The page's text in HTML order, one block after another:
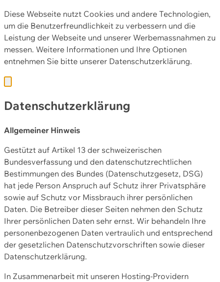
Diese Webseite nutzt Cookies und andere Technologien,
um die Benutzerfreundlichkeit zu verbessern und die
Leistung der Webseite und unserer Werbemassnahmen zu
messen. Weitere Informationen und Ihre Optionen
entnehmen Sie bitte unserer Datenschutzerklärung.
Datenschutzerklärung
Allgemeiner Hinweis
Gestützt auf Artikel 13 der schweizerischen
Bundesverfassung und den datenschutzrechtlichen
Bestimmungen des Bundes (Datenschutzgesetz, DSG)
hat jede Person Anspruch auf Schutz ihrer Privatsphäre
sowie auf Schutz vor Missbrauch ihrer persönlichen
Daten. Die Betreiber dieser Seiten nehmen den Schutz
Ihrer persönlichen Daten sehr ernst. Wir behandeln Ihre
personenbezogenen Daten vertraulich und entsprechend
der gesetzlichen Datenschutzvorschriften sowie dieser
Datenschutzerklärung.
In Zusammenarbeit mit unseren Hosting-Providern